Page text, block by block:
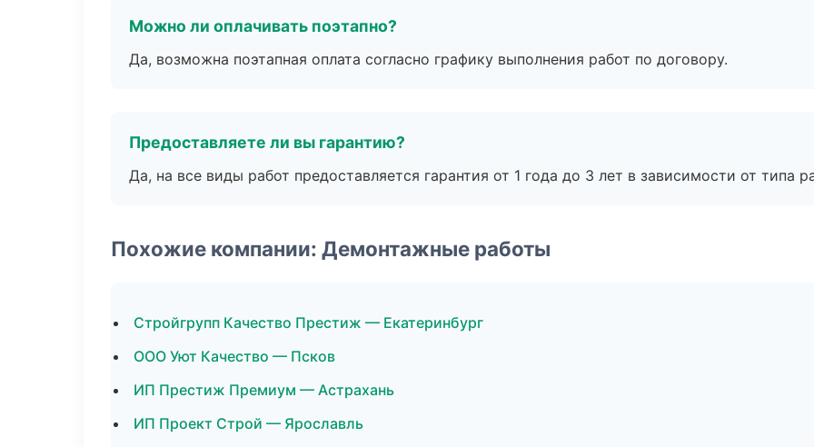
Можно ли оплачивать поэтапно?
Да, возможна поэтапная оплата согласно графику выполнения работ по договору.
Предоставляете ли вы гарантию?
Да, на все виды работ предоставляется гарантия от 1 года до 3 лет в зависимости от типа
Похожие компании: Демонтажные работы
Стройгрупп Качество Престиж — Екатеринбург
ООО Уют Качество — Псков
ИП Престиж Премиум — Астрахань
ИП Проект Строй — Ярославль